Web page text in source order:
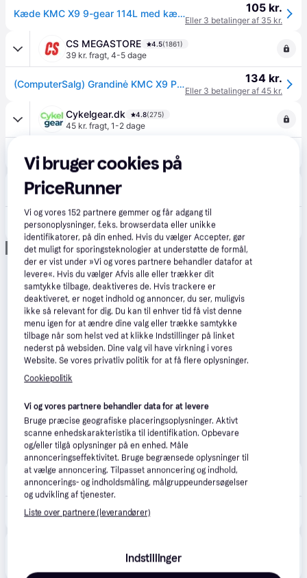
Kæde KMC X9 9-gear 114L med kædelås. 105 kr.
Eller 3 betalinger af 35 kr.
CS MEGASTORE 4.5(1861)
39 kr. fragt, 4-5 dage
(ComputerSalg) Grandinė KMC X9 Pilkas 9 greičių 114-links 134 kr.
Eller 3 betalinger af 45 kr.
Cykelgear.dk 4.8(275)
45 kr. fragt, 1-2 dage
KMC X9 kæde 9-speed
Trodo
2-3 dage
Cykelkæde KMC X9 Grey BX09GG114.
Eller 3 betalinger af 47 kr.
Annonce
24MX
79 kr. fragt
Kæde KMC X9 9-s Sølv/Grå - Grå
betalende kunde i denne kategori.
Vi bruger cookies på
PriceRunner
Vi og vores152 partnere gemmer og får adgang til
personoplysninger, f.eks. browserdata eller unikke
identifikatorer, på din enhed. Hvis du vælger Accepter, gør
det muligt for sporingsteknologier at understøtte de formål,
der er vist under »Vi og vores partnere behandler datafor at
levere«. Hvis du vælger Afvis alle eller trækker dit
samtykke tilbage, deaktiveres de. Hvis trackere er
deaktiveret, er noget indhold og annoncer, du ser, muligvis
ikke så relevant for dig. Du kan til enhver tid få vist denne
menu igen for at ændre dine valg eller trække samtykke
tilbage når som helst ved at klikke Indstillinger på linket
nederst på websiden. Dine valg vil have virkning i vores
Website. Se vores privatliv politik for at få flere oplysninger.
Cookiepolitik
Vi og vores partnere behandler data for at levere
Bruge præcise geografiske placeringsoplysninger. Aktivt
scanne enhedskarakteristika til identifikation. Opbevare
og/eller tilgå oplysninger på en enhed. Måle
annonceringseffektivitet. Bruge begrænsede oplysninger til
at vælge annoncering. Tilpasset annoncering og indhold,
annoncerings- og indholdsmåling, målgruppeundersøgelser
og udvikling af tjenester.
Liste over partnere (leverandører)
Indstillinger